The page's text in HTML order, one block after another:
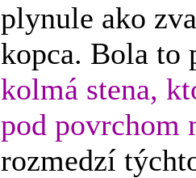
plynule ako
kopca. Bola to
kolmá stena,
pod povrchom
rozmedzí